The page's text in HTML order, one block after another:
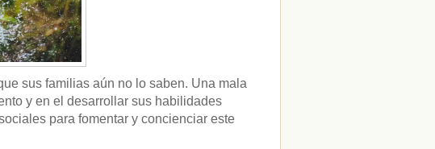
sus familias aún no lo saben. Una mala
y en el desarrollar sus habilidades
para fomentar y concienciar este